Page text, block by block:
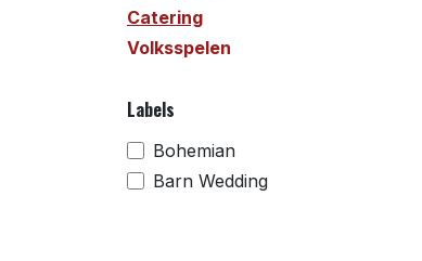
Catering
Volksspelen
Labels
Bohemian
Barn Wedding